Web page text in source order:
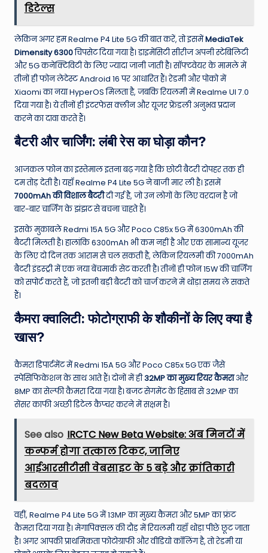
डिटेल्स
लेकिन अगर हम Realme P4 Lite 5G की बात करें, तो इसमेंMediaTek
Dimensity 6300चिपसेट दिया गया है। डाइमेंसिटी सीरीज अपनी स्टेबिलिटी
और 5G कनेक्टिविटी के लिए ज्यादा जानी जाती है। सॉफ्टवेयर के मामले में
तीनों ही फोन लेटेस्ट Android 16 पर आधारित हैं। रेडमी और पोको में
Xiaomi का नया HyperOS मिलता है, जबकि रियलमी में Realme UI 7.0
दिया गया है। ये तीनों ही इंटरफेस क्लीन और यूजर फ्रेंडली अनुभव प्रदान
करने का दावा करते हैं।
बैटरी और चार्जिंग: लंबी रेस का घोड़ा कौन?
आजकल फोन का इस्तेमाल इतना बढ़ गया है कि छोटी बैटरी दोपहर तक ही
दम तोड़ देती है। यहाँ Realme P4 Lite 5G ने बाजी मार ली है। इसमें
7000mAh की विशाल बैटरीदी गई है, जो उन लोगों के लिए वरदान है जो
बार-बार चार्जिंग के झंझट से बचना चाहते हैं।
इसके मुकाबले Redmi 15A 5G और Poco C85x 5G में 6300mAh की
बैटरी मिलती है। हालांकि 6300mAh भी कम नहीं है और एक सामान्य यूजर
के लिए दो दिन तक आराम से चल सकती है, लेकिन रियलमी की 7000mAh
बैटरी इंडस्ट्री में एक नया बेंचमार्क सेट करती है। तीनों ही फोन 15W की चार्जिंग
को सपोर्ट करते हैं, जो इतनी बड़ी बैटरी को चार्ज करने में थोड़ा समय ले सकते
हैं।
कैमरा क्वालिटी: फोटोग्राफी के शौकीनों के लिए क्या है
खास?
कैमरा डिपार्टमेंट में Redmi 15A 5G और Poco C85x 5G एक जैसे
स्पेसिफिकेशन के साथ आते हैं। दोनों में ही32MP का मुख्य रियर कैमराऔर
8MP का सेल्फी कैमरा दिया गया है। बजट सेगमेंट के हिसाब से 32MP का
सेंसर काफी अच्छी डिटेल कैप्चर करने में सक्षम है।
See also IRCTC New Beta Website: अब मिनटों में
कन्फर्म होगा तत्काल टिकट, जानिए
आईआरसीटीसी वेबसाइट के 5 बड़े और क्रांतिकारी
बदलाव
वहीं, Realme P4 Lite 5G में 13MP का मुख्य कैमरा और 5MP का फ्रंट
कैमरा दिया गया है। मेगापिक्सल की दौड़ में रियलमी यहाँ थोड़ा पीछे छूट जाता
है। अगर आपकी प्राथमिकता फोटोग्राफी और वीडियो कॉलिंग है, तो रेडमी या